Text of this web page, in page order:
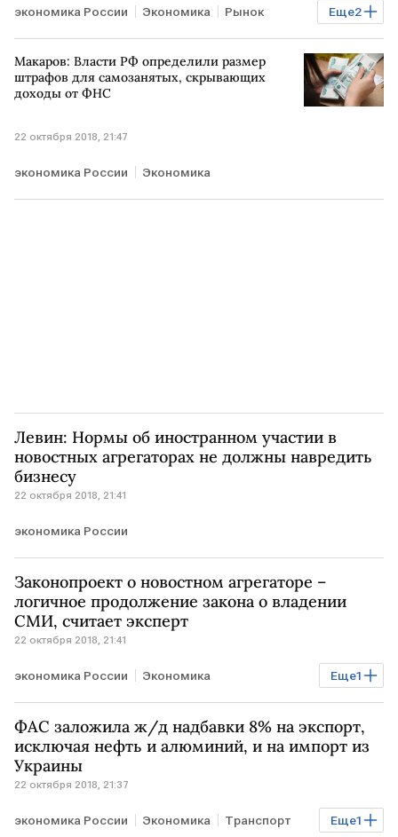
Еще2
экономика России Экономика Рынок
Транспорт Бизнес
Макаров: Власти РФ определили размер
штрафов для самозанятых, скрывающих
доходы от ФНС
22 октября 2018, 21:47
экономика России Экономика
Левин: Нормы об иностранном участии в
новостных агрегаторах не должны навредить
бизнесу
22 октября 2018, 21:41
экономика России
Законопроект о новостном агрегаторе –
логичное продолжение закона о владении
СМИ, считает эксперт
22 октября 2018, 21:41
Еще1
экономика России Экономика
регулирование интернета
ФАС заложила ж/д надбавки 8% на экспорт,
исключая нефть и алюминий, и на импорт из
Украины
22 октября 2018, 21:37
Еще1
экономика России Экономика Транспорт